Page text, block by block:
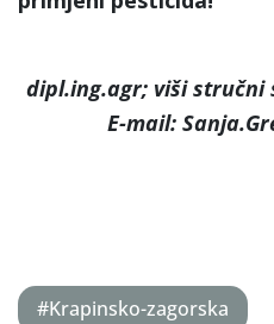
dipl.ing.agr; viši
E-mail:
#Krapinsko-zagorska